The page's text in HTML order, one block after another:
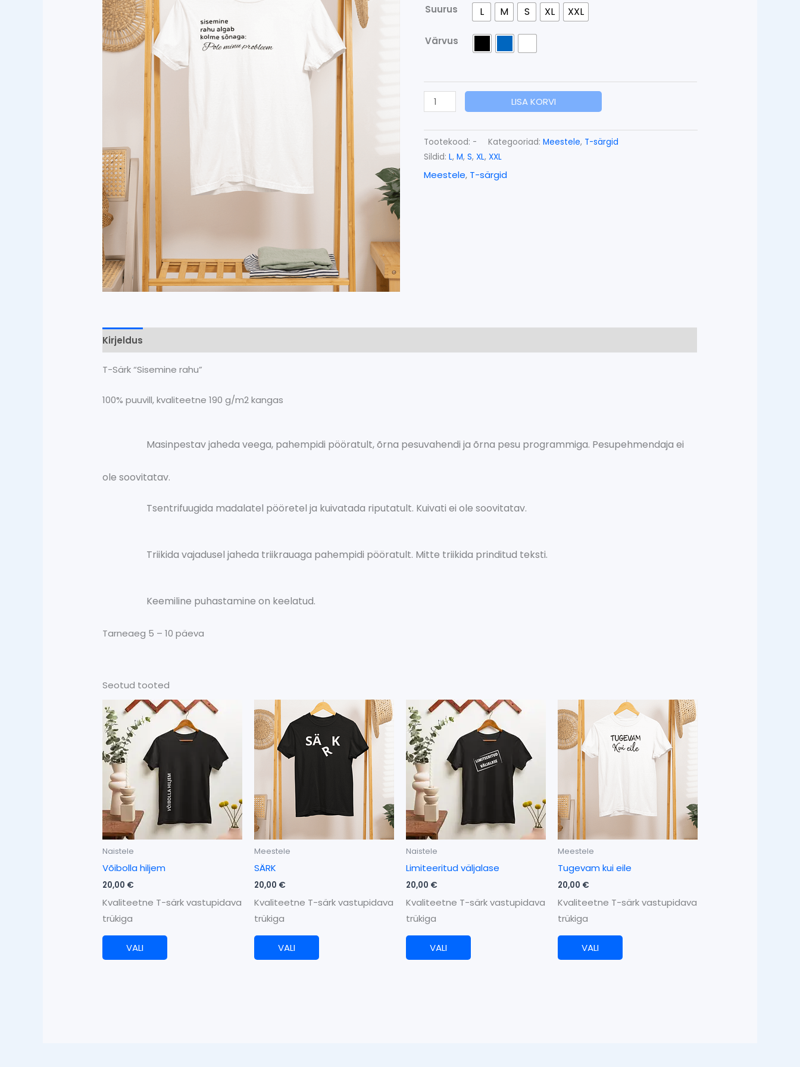
Suurus L M S XL XXL
Värvus
LISA KORVI
Tootekood: - Kategooriad: Meestele, T-särgid
Sildid: L, M, S, XL, XXL
Meestele, T-särgid
Kirjeldus
T-Särk “Sisemine rahu”
100% puuvill, kvaliteetne 190 g/m2 kangas
Masinpestav jaheda veega, pahempidi pööratult, õrna pesuvahendi ja õrna pesu programmiga. Pesupehmendaja ei
ole soovitatav.
Tsentrifuugida madalatel pööretel ja kuivatada riputatult. Kuivati ei ole soovitatav.
Triikida vajadusel jaheda triikrauaga pahempidi pööratult. Mitte triikida prinditud teksti.
Keemiline puhastamine on keelatud.
Tarneaeg 5 – 10 päeva
Seotud tooted
Naistele
Võibolla hiljem
20,00 €
Kvaliteetne T-särk vastupidava
trükiga
VALI
Sellel
tootel
on
varianti.
Valikuid
saab
teha
tootelehel.
Meestele
SÄRK
20,00 €
Kvaliteetne T-särk vastupidava
trükiga
VALI
Sellel
tootel
on
mitu
varianti.
teha
tootelehel.
Naistele
Limiteeritud väljalase
20,00 €
Kvaliteetne T-särk vastupidava
trükiga
VALI
Sellel
tootel
on
mitu
varianti.
teha
tootelehel.
Meestele
Tugevam kui eile
20,00 €
Kvaliteetne T-särk vastupidava
trükiga
VALI
Sellel
tootel
on
mitu
varianti.
teha
tootelehel.